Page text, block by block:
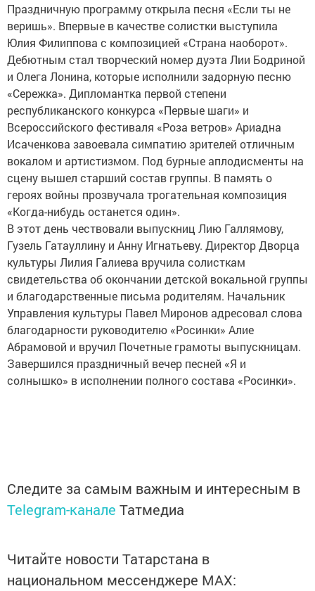
Праздничную программу открыла песня «Если ты не
веришь». Впервые в качестве солистки выступила
Юлия Филиппова с композицией «Страна наоборот».
Дебютным стал творческий номер дуэта Лии Бодриной
и Олега Лонина, которые исполнили задорную песню
«Сережка». Дипломантка первой степени
республиканского конкурса «Первые шаги» и
Всероссийского фестиваля «Роза ветров» Ариадна
Исаченкова завоевала симпатию зрителей отличным
вокалом и артистизмом. Под бурные аплодисменты на
сцену вышел старший состав группы. В память о
героях войны прозвучала трогательная композиция
«Когда-нибудь останется один».
В этот день чествовали выпускниц Лию Галлямову,
Гузель Гатауллину и Анну Игнатьеву. Директор Дворца
культуры Лилия Галиева вручила солисткам
свидетельства об окончании детской вокальной группы
и благодарственные письма родителям. Начальник
Управления культуры Павел Миронов адресовал слова
благодарности руководителю «Росинки» Алие
Абрамовой и вручил Почетные грамоты выпускницам.
Завершился праздничный вечер песней «Я и
солнышко» в исполнении полного состава «Росинки».
Следите за самым важным и интересным в
Telegram-канале Татмедиа
Читайте новости Татарстана в
национальном мессенджере MАХ: